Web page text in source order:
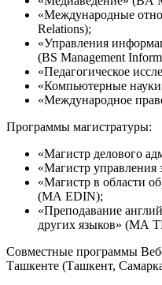
«Международные
Relations);
«Управления
(BS Management
«Педагогическое
«Компьютерные
«Международное
Программы магистратуры:
«Магистр делового
«Магистр управления
«Магистр в области
(MA EDIN);
«Преподавание
других языков» (MA
Совместные программы
Ташкенте (Ташкент,